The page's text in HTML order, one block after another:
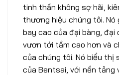
tinh thần không sợ hãi,
thương hiệu chúng tôi. Nó
bay cao của đại bàng, đại
vươn tới tầm cao hơn và
của chúng tôi. Nó biểu
của Bentsai, với nền tảng